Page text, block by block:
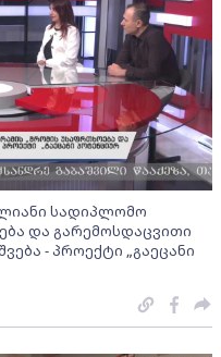
სადიპლომო
და გარემოსდაცვითი
- პროექტი „გაეცანი